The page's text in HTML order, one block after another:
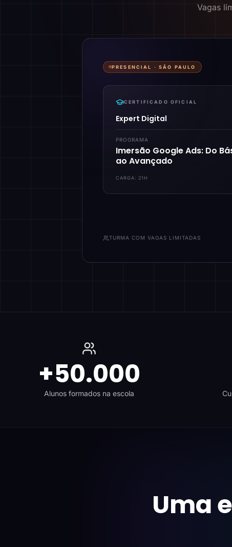
Vagas
PRESENCIAL ·SÃO PAULO
CERTIFICADO OFICIAL
Expert Digital
PROGRAMA
Imersão Google Ads: Do
ao Avançado
CARGA: 21H
TURMA COM VAGAS LIMITADAS
+50.000
Alunos formados na escola
Uma